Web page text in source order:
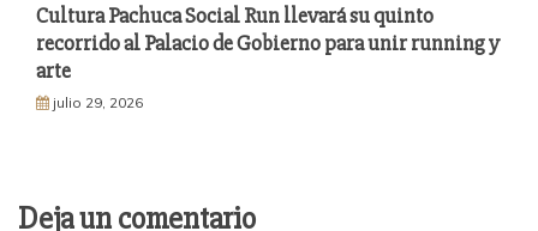
Cultura Pachuca Social Run llevará su quinto
recorrido al Palacio de Gobierno para unir running y
arte
julio 29, 2026
Deja un comentario